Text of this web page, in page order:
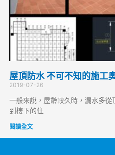
屋頂防水 不可不知的施工
2019-07-26
一般來說，屋齡較久時，漏水多
到樓下的住
閱讀全文